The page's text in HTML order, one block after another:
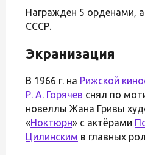
Награжден 5 орденами,
СССР.
Экранизация
В 1966 г. на Рижской
Р. А. Горячев снял по
новеллы Жана Гривы
«Ноктюрн» с актëрами
Цилинским в главных